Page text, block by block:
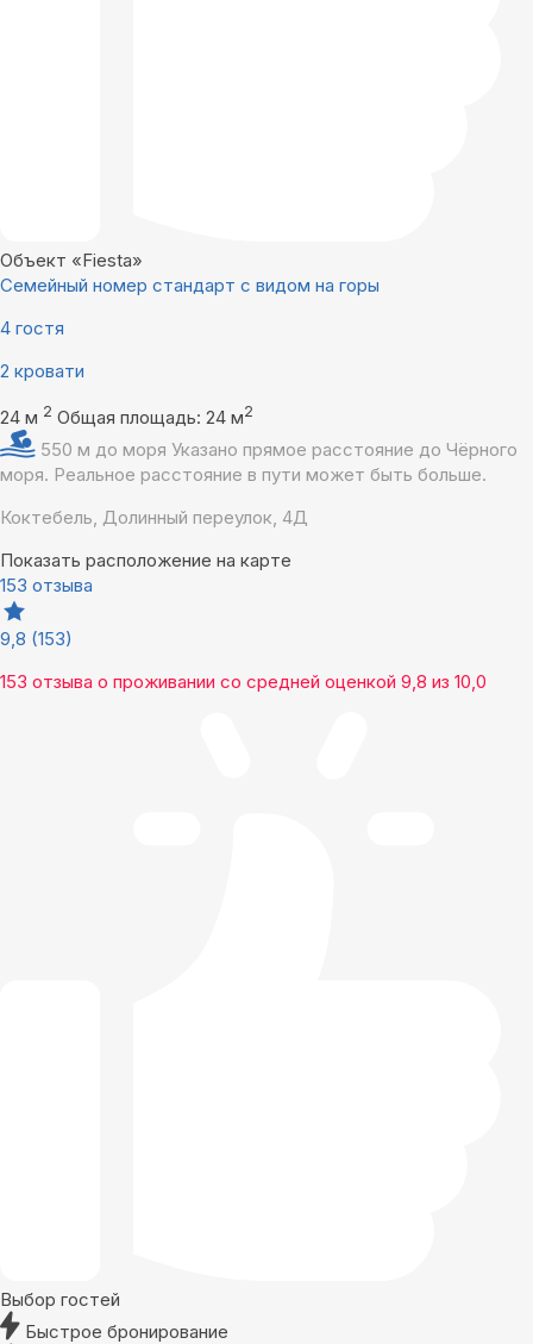
Объект «Fiesta»
Семейный номер стандарт с видом на горы
4 гостя
2 кровати
24 м 2 Общая площадь: 24 м2
550 м до моря Указано прямое расстояние до Чёрного
моря. Реальное расстояние в пути может быть больше.
Коктебель, Долинный переулок, 4Д
Показать расположение на карте
153 отзыва
9,8 (153)
153 отзыва о проживании со средней оценкой 9,8 из 10,0
Выбор гостей
Быстрое бронирование